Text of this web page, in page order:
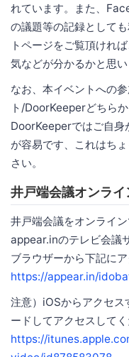
れています。また、
の議題等の記録として
トページをご覧頂けれ
気などが分かるかと思い
なお、本イベントへの
ト/DoorKeeperどちら
DoorKeeperではご自身
が容易です、これはち
さい。
井戸端会議オンライ
井戸端会議をオンライ
appear.inのテレビ会議
ブラウザーから下記にア
https://appear.in/
注意）iOSからアクセス
ードしてアクセスしてく
https://